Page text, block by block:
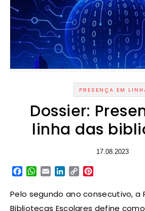
PRESENÇA EM
Dossier:
linha das
17.08.2023
Facebook
WhatsApp
EmailLinkedIn
Copy
Pelo segundo ano consecutivo, a
Bibliotecas Escolares define